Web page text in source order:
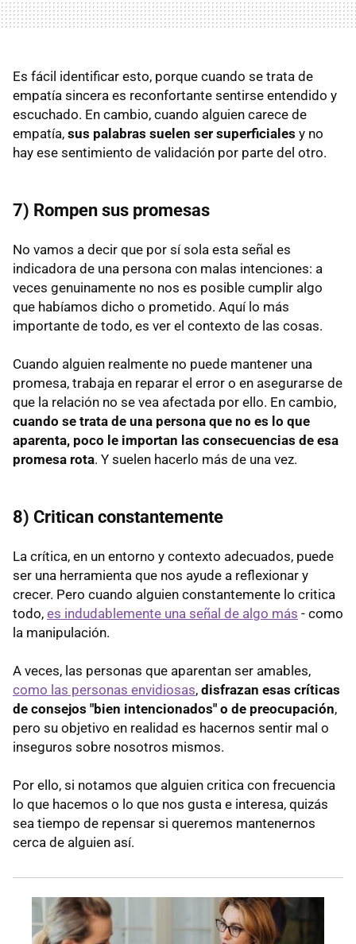
Es fácil identificar esto, porque cuando se trata de
empatía sincera es reconfortante sentirse entendido y
escuchado. En cambio, cuando alguien carece de
empatía, sus palabras suelen ser superficiales y no
hay ese sentimiento de validación por parte del otro.
7) Rompen sus promesas
No vamos a decir que por sí sola esta señal es
indicadora de una persona con malas intenciones: a
veces genuinamente no nos es posible cumplir algo
que habíamos dicho o prometido. Aquí lo más
importante de todo, es ver el contexto de las cosas.
Cuando alguien realmente no puede mantener una
promesa, trabaja en reparar el error o en asegurarse de
que la relación no se vea afectada por ello. En cambio,
cuando se trata de una persona que no es lo que
aparenta, poco le importan las consecuencias de esa
promesa rota. Y suelen hacerlo más de una vez.
8) Critican constantemente
La crítica, en un entorno y contexto adecuados, puede
ser una herramienta que nos ayude a reflexionar y
crecer. Pero cuando alguien constantemente lo critica
todo, es indudablemente una señal de algo más - como
la manipulación.
A veces, las personas que aparentan ser amables,
como las personas envidiosas, disfrazan esas críticas
de consejos "bien intencionados" o de preocupación,
pero su objetivo en realidad es hacernos sentir mal o
inseguros sobre nosotros mismos.
Por ello, si notamos que alguien critica con frecuencia
lo que hacemos o lo que nos gusta e interesa, quizás
sea tiempo de repensar si queremos mantenernos
cerca de alguien así.